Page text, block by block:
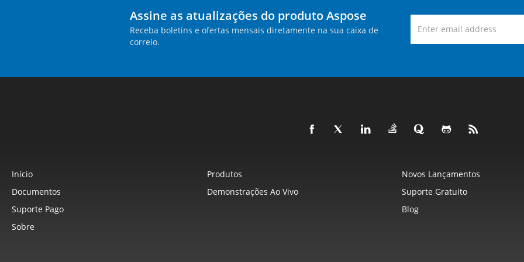
Assine as atualizações do produto Aspose
Receba boletins e ofertas mensais diretamente na sua caixa de
correio.
Início Produtos Novos Lançamentos
Documentos
Demonstrações Ao Vivo Suporte Gratuito
Suporte Pago
Blog
Sobre